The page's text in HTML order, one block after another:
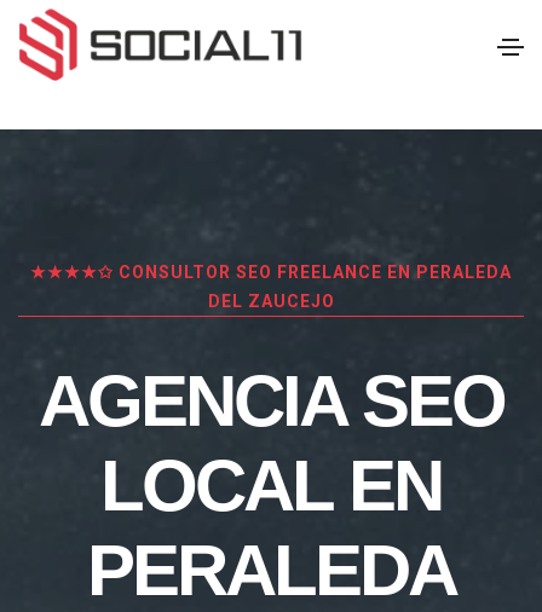
★★★★✩ CONSULTOR SEO FREELANCE EN PERALEDA
DEL ZAUCEJO
AGENCIA SEO
LOCAL EN
PERALEDA